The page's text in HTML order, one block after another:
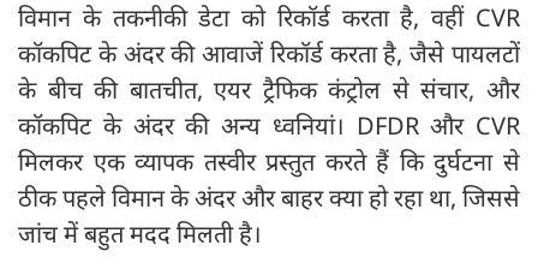
विमान के तकनीकी डेटा को रिकॉर्ड करता है, वहीं CVR
कॉकपिट के अंदर की आवाजें रिकॉर्ड करता है, जैसे पायलटों
के बीच की बातचीत, एयर ट्रैफिक कंट्रोल से संचार, और
कॉकपिट के अंदर की अन्य ध्वनियां। DFDR और CVR
मिलकर एक व्यापक तस्वीर प्रस्तुत करते हैं कि दुर्घटना से
ठीक पहले विमान के अंदर और बाहर क्या हो रहा था, जिससे
जांच में बहुत मदद मिलती है।